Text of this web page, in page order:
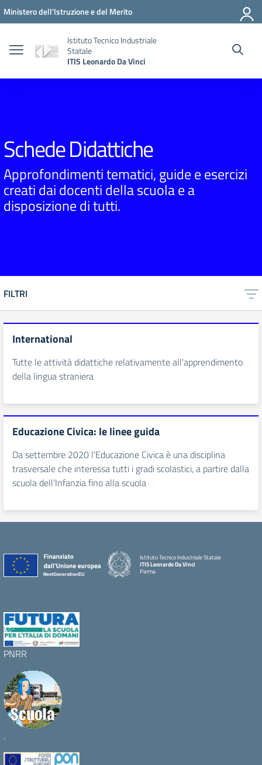
Vai ai contenuti
Vai al menu di navigazione
Vai al footer
Ministero dell'Istruzione e del Merito
Istituto Tecnico Industriale
Statale
ITIS Leonardo Da Vinci
Schede Didattiche
Approfondimenti tematici, guide e esercizi
creati dai docenti della scuola e a
disposizione di tutti.
FILTRI
International
Tutte le attività didattiche relativamente all'apprendimento
della lingua straniera
Educazione Civica: le linee guida
Da settembre 2020 l'Educazione Civica è una disciplina
trasversale che interessa tutti i gradi scolastici, a partire dalla
scuola dell’Infanzia fino alla scuola
Istituto Tecnico Industriale Statale
ITIS Leonardo Da Vinci
Parma
PNRR
.